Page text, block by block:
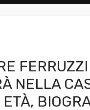
NELLA